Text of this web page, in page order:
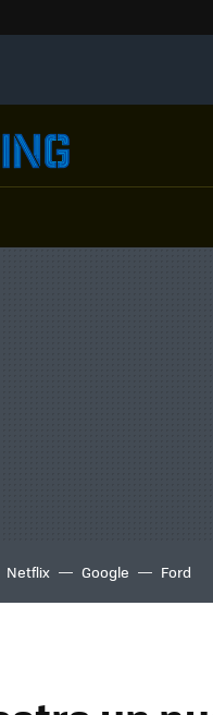
Netflix Google Ford